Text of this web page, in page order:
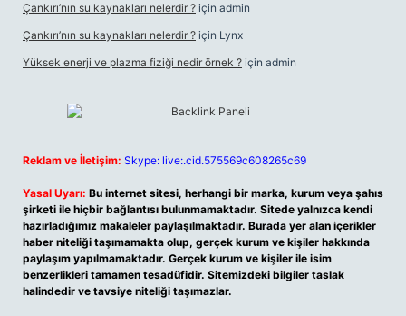
Çankırı’nın su kaynakları nelerdir ? için admin
Çankırı’nın su kaynakları nelerdir ? için Lynx
Yüksek enerji ve plazma fiziği nedir örnek ? için admin
Reklam ve İletişim: Skype: live:.cid.575569c608265c69
Yasal Uyarı: Bu internet sitesi, herhangi bir marka, kurum veya şahıs
şirketi ile hiçbir bağlantısı bulunmamaktadır. Sitede yalnızca kendi
hazırladığımız makaleler paylaşılmaktadır. Burada yer alan içerikler
haber niteliği taşımamakta olup, gerçek kurum ve kişiler hakkında
paylaşım yapılmamaktadır. Gerçek kurum ve kişiler ile isim
benzerlikleri tamamen tesadüfidir. Sitemizdeki bilgiler taslak
halindedir ve tavsiye niteliği taşımazlar.